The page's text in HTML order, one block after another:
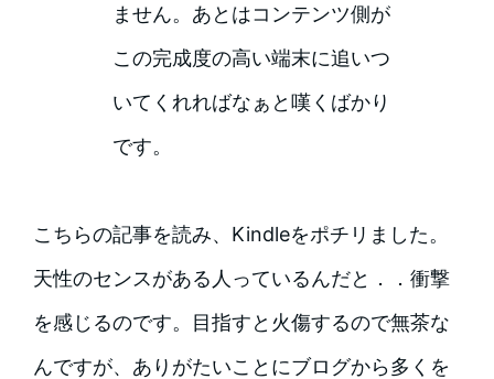
ません。あとはコンテンツ側が
この完成度の高い端末に追いつ
いてくれればなぁと嘆くばかり
です。
こちらの記事を読み、Kindleをポチリました。
天性のセンスがある人っているんだと．．衝撃
を感じるのです。目指すと火傷するので無茶な
んですが、ありがたいことにブログから多くを